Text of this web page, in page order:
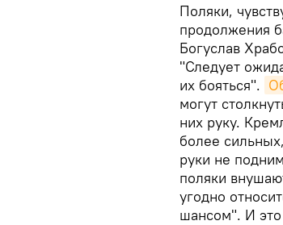
Поляки,
продолжения
Богуслав
"Следует
их бояться".
могут
них руку.
более
руки не
поляки
угодно
шансом". И это